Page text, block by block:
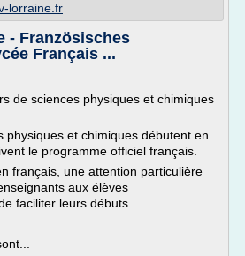
lorraine.fr
- Französisches
Français ...
de sciences physiques et chimiques
physiques et chimiques débutent en
le programme officiel français.
français, une attention particulière
aux élèves
faciliter leurs débuts.